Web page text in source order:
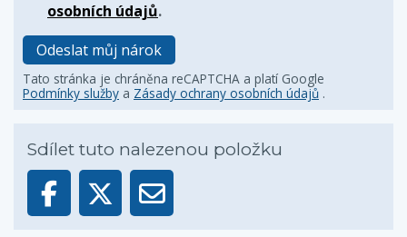
osobních údajů.
Odeslat můj nárok
Tato stránka je chráněna reCAPTCHA a platí Google
Podmínky služby a Zásady ochrany osobních údajů .
Sdílet tuto nalezenou položku